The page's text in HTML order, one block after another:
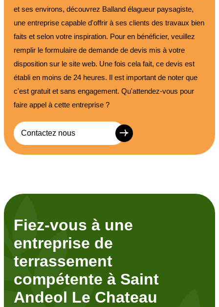
et ses environs, découvrez Balland élagueur paysagiste,
une entreprise capable d'offrir à ses clients des travaux bien
faits et selon votre inspiration. Pour en bénéficier, veuillez
remplir le formulaire de demande de devis mis à votre
disposition sur le site web. Une fois cela fait, ce devis est
établi en moins de 24 heures. Il est important de noter que
c'est gratuit et sans engagement. Qu'attendez-vous pour
faire appel à cette entreprise ?
Contactez nous
Fiez-vous à une
entreprise de
terrassement
compétente à Saint
Andeol Le Chateau